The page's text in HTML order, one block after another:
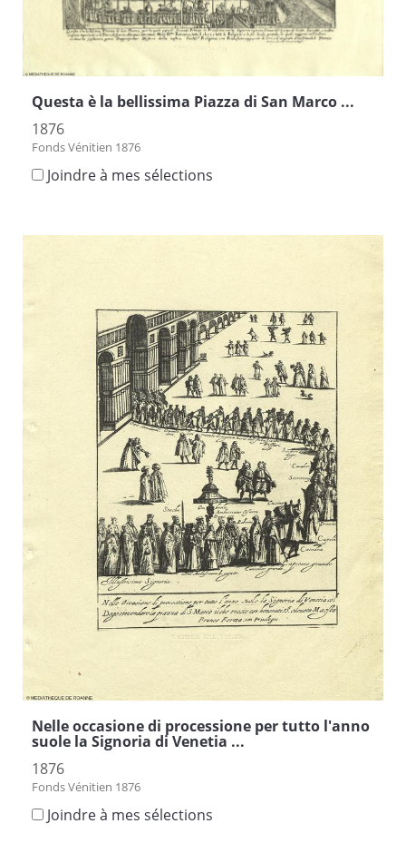
Questa è la bellissima Piazza di San Marco ...
1876
Fonds Vénitien 1876
Joindre à mes sélections
Nelle occasione di processione per tutto l'anno
suole la Signoria di Venetia ...
1876
Fonds Vénitien 1876
Joindre à mes sélections